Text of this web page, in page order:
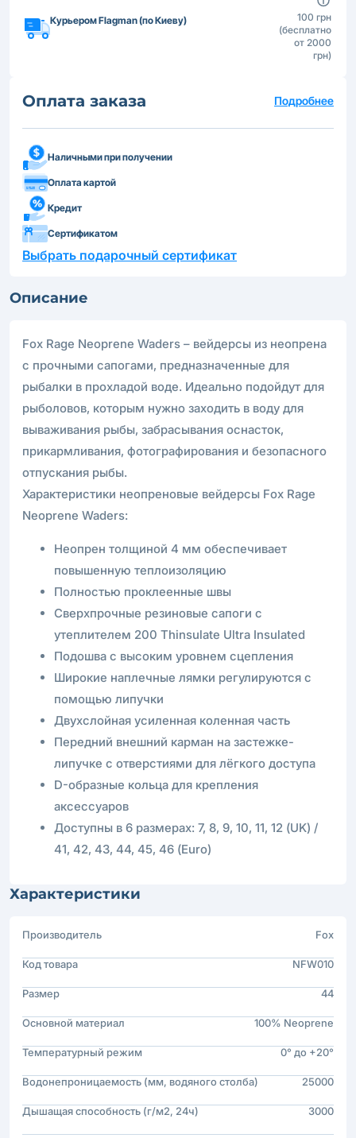
Курьером Flagman (по Киеву)
100 грн
(бесплатно
от 2000
грн)
Оплата заказа Подробнее
Наличными при получении
Оплата картой
Кредит
Сертификатом
Выбрать подарочный сертификат
Описание
Fox Rage Neoprene Waders – вейдерсы из неопрена
с прочными сапогами, предназначенные для
рыбалки в прохладой воде. Идеально подойдут для
рыболовов, которым нужно заходить в воду для
вываживания рыбы, забрасывания оснасток,
прикармливания, фотографирования и безопасного
отпускания рыбы.
Характеристики неопреновые вейдерсы Fox Rage
Neoprene Waders:
Неопрен толщиной 4 мм обеспечивает
повышенную теплоизоляцию
Полностью проклеенные швы
Сверхпрочные резиновые сапоги с
утеплителем 200 Thinsulate Ultra Insulated
Подошва с высоким уровнем сцепления
Широкие наплечные лямки регулируются с
помощью липучки
Двухслойная усиленная коленная часть
Передний внешний карман на застежке-
липучке с отверстиями для лёгкого доступа
D-образные кольца для крепления
аксессуаров
Доступны в 6 размерах: 7, 8, 9, 10, 11, 12 (UK) /
41, 42, 43, 44, 45, 46 (Euro)
Характеристики
Производитель Fox
Код товара NFW010
Размер 44
Основной материал 100% Neoprene
Температурный режим 0° до +20°
Водонепроницаемость (мм, водяного столба) 25000
Дышащая способность (г/м2, 24ч) 3000